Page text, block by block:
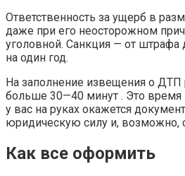
Ответственность за ущерб в
даже при его неосторожном
уголовной. Санкция — от
на один год.
На заполнение извещения о ДТП
больше 30—40 минут . Это время
у вас на руках окажется
юридическую силу и, возможно,
Как все оформить